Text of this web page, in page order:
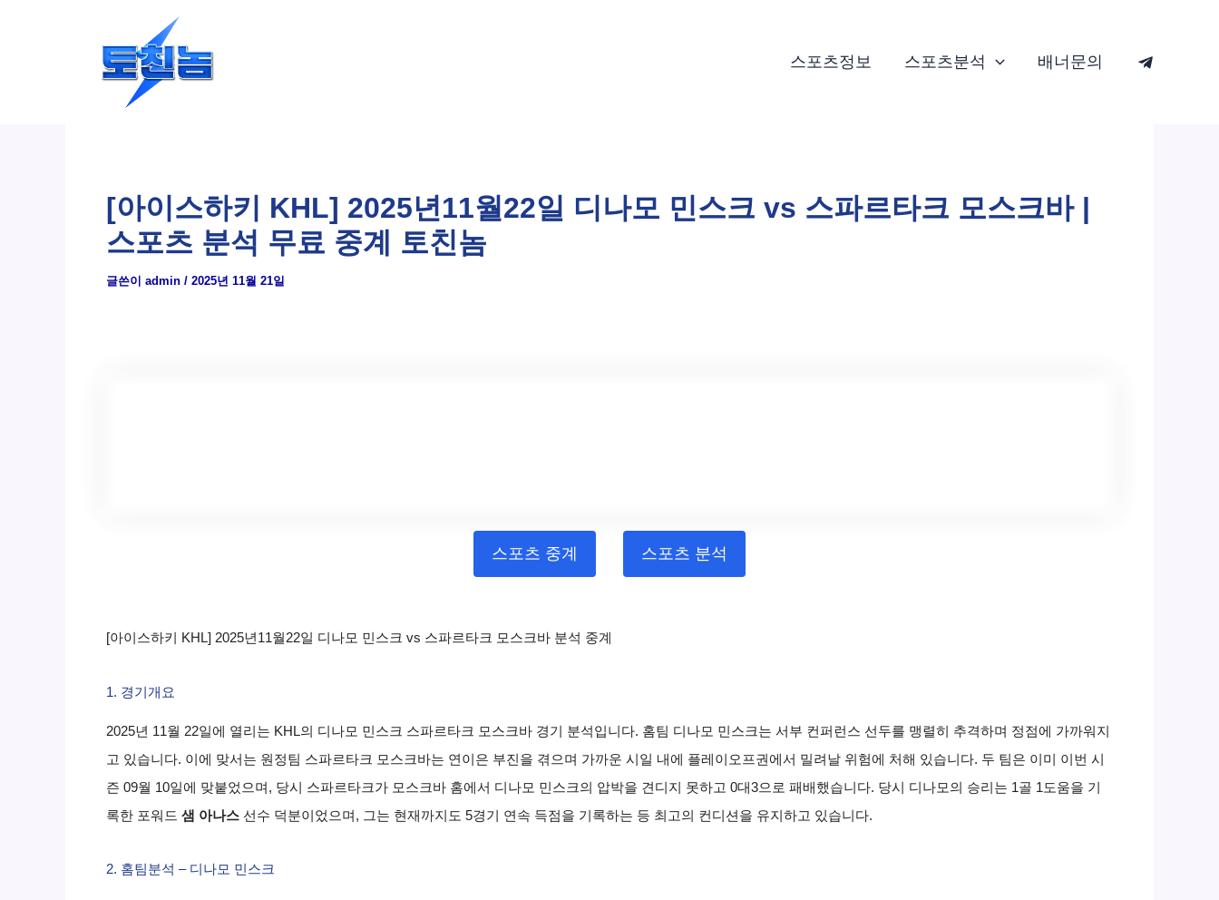
스포츠정보 스포츠분석 배너문의
[아이스하키 KHL] 2025년11월22일 디나모 민스크 vs 스파르타크 모스크바 |
스포츠 분석 무료 중계 토친놈
글쓴이 admin / 2025년 11월 21일
스포츠 중계 스포츠 분석
[아이스하키 KHL] 2025년11월22일 디나모 민스크 vs 스파르타크 모스크바 분석 중계
1. 경기개요
2025년 11월 22일에 열리는 KHL의 디나모 민스크 스파르타크 모스크바 경기 분석입니다. 홈팀 디나모 민스크는 서부 컨퍼런스 선두를 맹렬히 추격하며 정점에 가까워지
고 있습니다. 이에 맞서는 원정팀 스파르타크 모스크바는 연이은 부진을 겪으며 가까운 시일 내에 플레이오프권에서 밀려날 위험에 처해 있습니다. 두 팀은 이미 이번 시
즌 09월 10일에 맞붙었으며, 당시 스파르타크가 모스크바 홈에서 디나모 민스크의 압박을 견디지 못하고 0대3으로 패배했습니다. 당시 디나모의 승리는 1골 1도움을 기
록한 포워드 샘 아나스 선수 덕분이었으며, 그는 현재까지도 5경기 연속 득점을 기록하는 등 최고의 컨디션을 유지하고 있습니다.
2. 홈팀분석 – 디나모 민스크